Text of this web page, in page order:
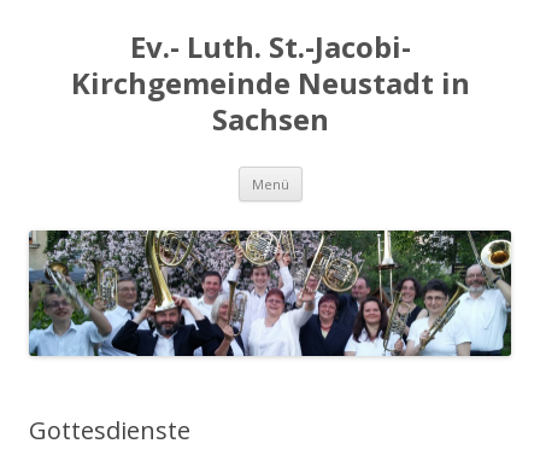
Ev.- Luth. St.-Jacobi-
Kirchgemeinde Neustadt in
Sachsen
Menü Zum
springen
Gottesdienste